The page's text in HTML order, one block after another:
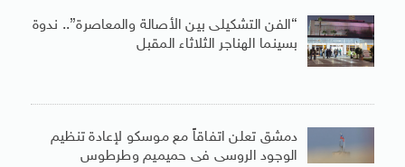
“الفن التشكيلى بين الأصالة والمعاصرة”.. ندوة
بسينما الهناجر الثلاثاء المقبل
دمشق تعلن اتفاقاً مع موسكو لإعادة تنظيم
الوجود الروسى فى حميميم وطرطوس